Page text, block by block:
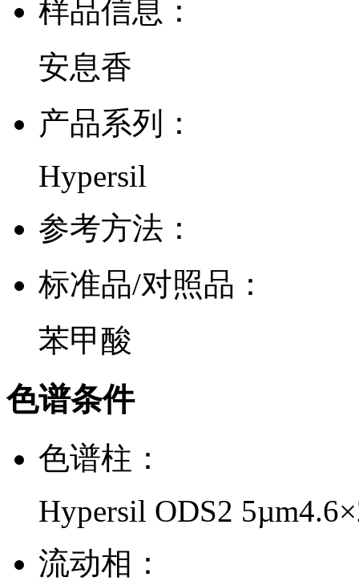
样品信息：
安息香
产品系列：
Hypersil
参考方法：
标准品/对照品：
苯甲酸
色谱条件
色谱柱：
Hypersil ODS2
流动相：